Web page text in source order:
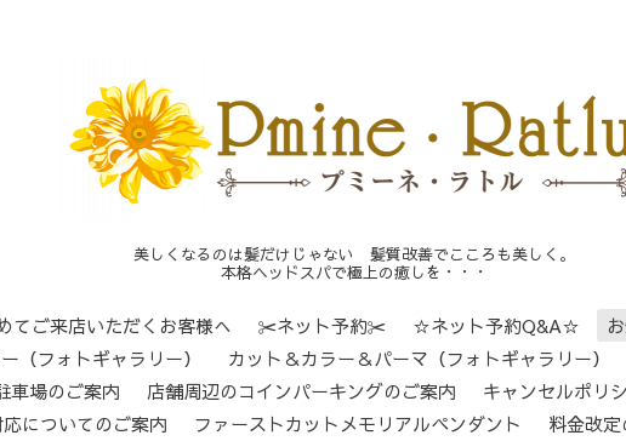
美しくなるのは髪だけじゃない 髪質改善でこころも美しく。
本格ヘッドスパで極上の癒しを・・・
てご来店いただくお客様へ ✂ネット予約✂ ☆ネット予約Q&A☆
（フォトギャラリー）
カット＆カラー＆パーマ（フォトギャラリー）
車場のご案内 店舗周辺のコインパーキングのご案内
キャンセルポリ
についてのご案内 ファーストカットメモリアルペンダント 料金改